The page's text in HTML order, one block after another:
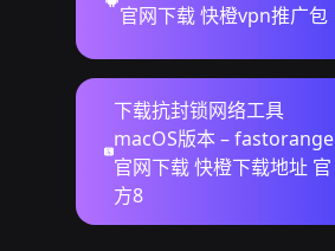
官网下载 快橙vpn推广包
下载抗封锁网络工具
macOS版本 – fastorange
官网下载 快橙下载地址 官
方8